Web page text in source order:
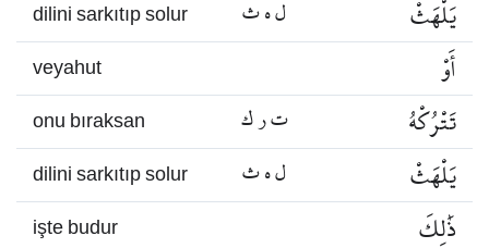
dilini sarkıtıp solur ل ه ث يَلْهَثْ
veyahut أَوْ
onu bıraksan ت ر ك تَتْرُكْهُ
dilini sarkıtıp solur ل ه ث يَلْهَثْ
işte budur ذَٰلِكَ